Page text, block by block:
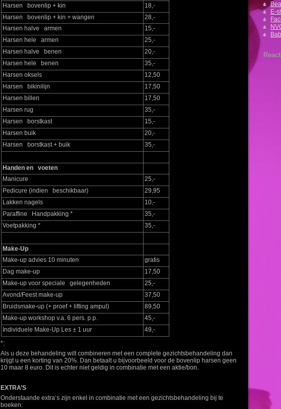
Harsen bovenlip + kin
18,-
Harsen bovenlip + kin + wangen
28,-
Harsen halve armen
15,-
Harsen hele armen
25,-
Harsen halve benen
20,-
Harsen hele benen
35,-
Harsen oksels
12,50
Harsen bikinilijn
17,50
Harsen billen
17,50
Harsen rug
35,-
Harsen borstkast
15,-
Harsen buik
20,-
Harsen borstkast + buik
35,-
Handen en voeten
Manicure
25,-
Pedicure (indien beschikbaar)
29,95
Lakken nagels
10,-
Paraffine Handpakking *
35,-
Voetpakking *
35,-
Make-Up
Make-up advies 10 minuten
gratis
Dag make-up
17,50
Make-up voor speciale gelegenheden
25,-
Avond/Feest make-up
37,50
Bruidsmake-up (+ proef + lifting ampul)
89,50
Make-up workshop v.a. 6 pers. p.p.
45,-
Individuele Make-Up Les ± 1 uur
49,-
*:
Als u deze behandeling wilt combineren met een complete gezichtsbehandeling dan
krijgt u een korting van 20%. Dan betaalt u bijvoorbeeld voor de bovenlip harsen geen
10 maar 8 euro. Dit is echter niet geldig in combinatie met een aktie/bon.
EXTRA’S
Onderstaande extra’s zijn enkel in combinatie met een gezichtsbehandeling bij te
boeken:
E-